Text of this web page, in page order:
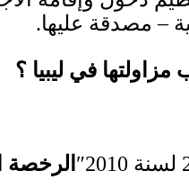
– مصدقة عليها.
في ليبيا ؟
لسنة 2010″ الرخصة